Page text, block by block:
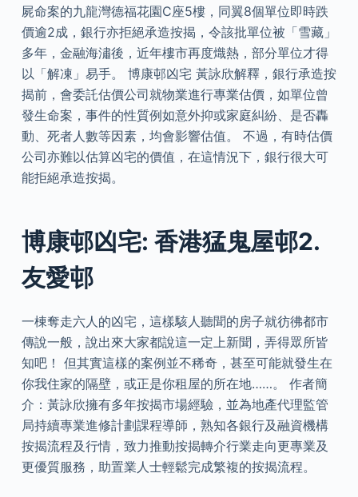
屍命案的九龍灣德福花園C座5樓，同翼8個單位即時跌
價逾2成，銀行亦拒絕承造按揭，令該批單位被「雪藏」
多年，金融海潚後，近年樓市再度熾熱，部分單位才得
以「解凍」易手。 博康邨凶宅 黃詠欣解釋，銀行承造按
揭前，會委託估價公司就物業進行專業估價，如單位曾
發生命案，事件的性質例如意外抑或家庭糾紛、是否轟
動、死者人數等因素，均會影響估值。 不過，有時估價
公司亦難以估算凶宅的價值，在這情況下，銀行很大可
能拒絕承造按揭。
博康邨凶宅: 香港猛鬼屋邨2.
友愛邨
一棟奪走六人的凶宅，這樣駭人聽聞的房子就彷彿都市
傳說一般，說出來大家都說這一定上新聞，弄得眾所皆
知吧！ 但其實這樣的案例並不稀奇，甚至可能就發生在
你我住家的隔壁，或正是你租屋的所在地……。 作者簡
介：黃詠欣擁有多年按揭市場經驗，並為地產代理監管
局持續專業進修計劃課程導師，熟知各銀行及融資機構
按揭流程及行情，致力推動按揭轉介行業走向更專業及
更優質服務，助置業人士輕鬆完成繁複的按揭流程。